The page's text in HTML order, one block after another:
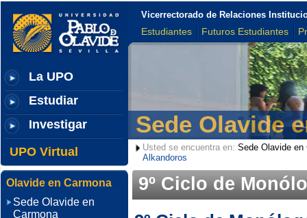
La UPO
Estudiar
Investigar
UPO Virtual
Vicerrectorado de Relaciones
Estudiantes Futuros Estudiantes
Sede Olavide
Usted se encuentra en: Sede Olavide en
Alkandoros
9º Ciclo de
Olavide en Carmona
Sede Olavide en
Carmona